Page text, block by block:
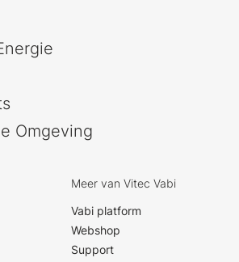
Omgeving
Meer van Vitec Vabi
Vabi platform
Webshop
Support